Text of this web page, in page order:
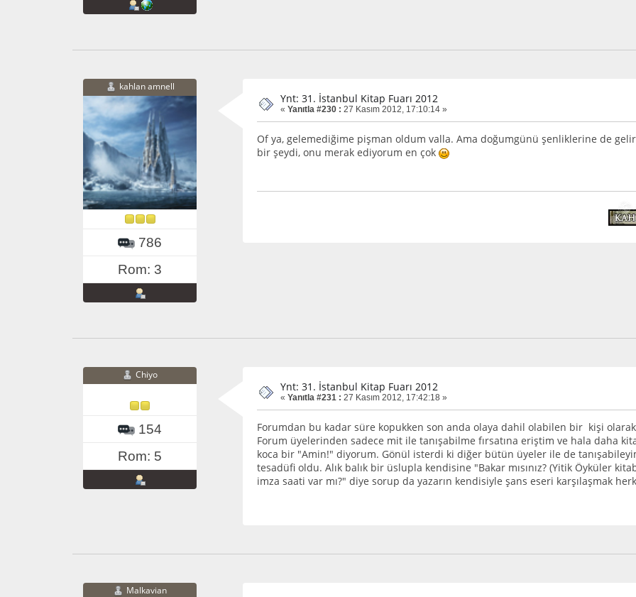
kahlan amnell
786
Rom: 3
Ynt: 31. İstanbul Kitap Fuarı 2012
« Yanıtla #230 : 27 Kasım 2012, 17:10:14 »
Of ya, gelemediğime pişman oldum valla. Ama doğumgünü şenliklerine de
bir şeydi, onu merak ediyorum en çok
Chiyo
154
Rom: 5
Ynt: 31. İstanbul Kitap Fuarı 2012
« Yanıtla #231 : 27 Kasım 2012, 17:42:18 »
Forumdan bu kadar süre kopukken son anda olaya dahil olabilen bir kişi
Forum üyelerinden sadece mit ile tanışabilme fırsatına eriştim ve hala daha
koca bir "Amin!" diyorum. Gönül isterdi ki diğer bütün üyeler ile de
tesadüfi oldu. Alık balık bir üslupla kendisine "Bakar mısınız? (Yitik Öyküler
imza saati var mı?" diye sorup da yazarın kendisiyle şans eseri karşılaşmak
Malkavian